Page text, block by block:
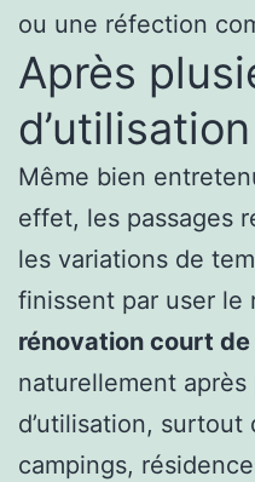
ou une réfection
Après
Même bien
effet, les passages
les variations de
finissent par user le
rénovation court
naturellement
d’utilisation, surtout
campings,